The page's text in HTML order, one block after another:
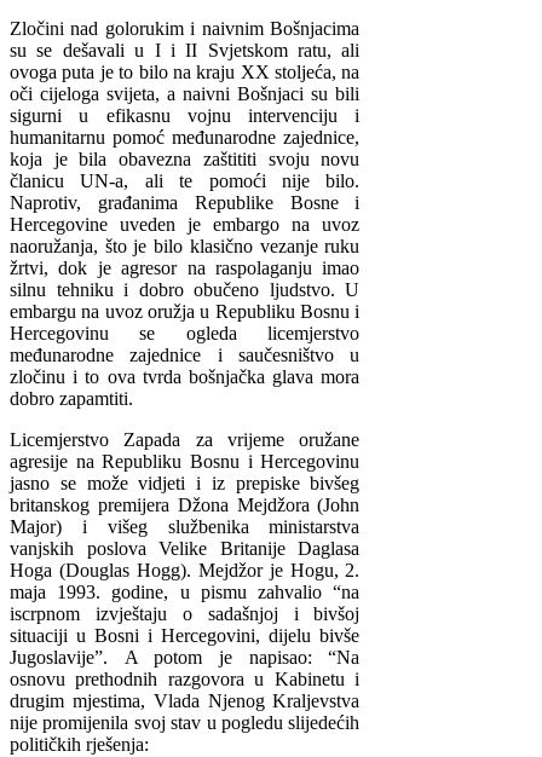
Zločini nad golorukim i naivnim Bošnjacima
su se dešavali u I i II Svjetskom ratu, ali
ovoga puta je to bilo na kraju XX stoljeća, na
oči cijeloga svijeta, a naivni Bošnjaci su bili
sigurni u efikasnu vojnu intervenciju i
humanitarnu pomoć međunarodne zajednice,
koja je bila obavezna zaštititi svoju novu
članicu UN-a, ali te pomoći nije bilo.
Naprotiv, građanima Republike Bosne i
Hercegovine uveden je embargo na uvoz
naoružanja, što je bilo klasično vezanje ruku
žrtvi, dok je agresor na raspolaganju imao
silnu tehniku i dobro obučeno ljudstvo. U
embargu na uvoz oružja u Republiku Bosnu i
Hercegovinu se ogleda licemjerstvo
međunarodne zajednice i saučesništvo u
zločinu i to ova tvrda bošnjačka glava mora
dobro zapamtiti.
Licemjerstvo Zapada za vrijeme oružane
agresije na Republiku Bosnu i Hercegovinu
jasno se može vidjeti i iz prepiske bivšeg
britanskog premijera Džona Mejdžora (John
Major) i višeg službenika ministarstva
vanjskih poslova Velike Britanije Daglasa
Hoga (Douglas Hogg). Mejdžor je Hogu, 2.
maja 1993. godine, u pismu zahvalio “na
iscrpnom izvještaju o sadašnjoj i bivšoj
situaciji u Bosni i Hercegovini, dijelu bivše
Jugoslavije”. A potom je napisao: “Na
osnovu prethodnih razgovora u Kabinetu i
drugim mjestima, Vlada Njenog Kraljevstva
nije promijenila svoj stav u pogledu slijedećih
političkih rješenja: